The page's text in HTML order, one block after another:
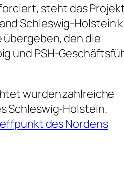
steht das
Schleswig-Holstein
übergeben, den die
und PSH-
wurden zahlreiche
Schleswig-Holstein.
des Nordens